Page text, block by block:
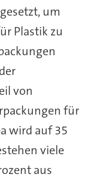
um
Plastik zu
von
für
wird auf 35
viele
aus